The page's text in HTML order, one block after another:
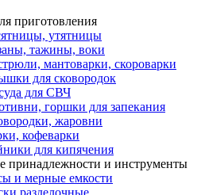
приготовления
утятницы
тажины, воки
мантоварки, скороварки
для сковородок
для СВЧ
горшки для запекания
жаровни
кофеварки
для кипячения
принадлежности и инструменты
и мерные емкости
разделочные